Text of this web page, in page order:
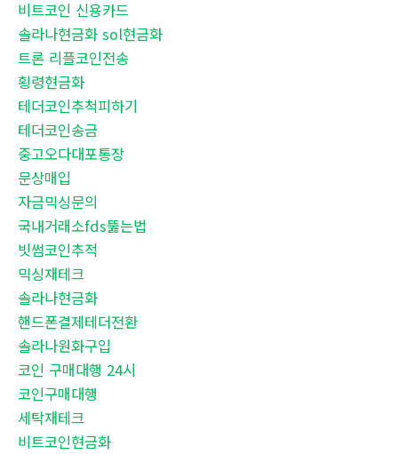
비트코인 신용카드
솔라나현금화 sol현금화
트론 리플코인전송
횡령현금화
테더코인추척피하기
테더코인송금
중고오다대포통장
문상매입
자금믹싱문의
국내거래소fds뚫는법
빗썸코인추적
믹싱재테크
솔라나현금화
핸드폰결제테더전환
솔라나원화구입
코인 구매대행 24시
코인구매대행
세탁재테크
비트코인현금화